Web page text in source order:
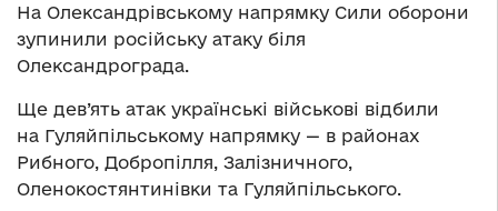
На Олександрівському напрямку Сили оборони
зупинили російську атаку біля
Олександрограда.
Ще дев’ять атак українські військові відбили
на Гуляйпільському напрямку — в районах
Рибного, Добропілля, Залізничного,
Оленокостянтинівки та Гуляйпільського.